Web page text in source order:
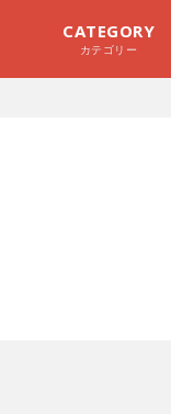
CATEGORY
カテゴリー